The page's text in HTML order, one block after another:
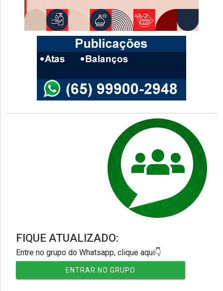
FIQUE ATUALIZADO:
Entre no grupo do Whatsapp, clique aqui👇
ENTRAR NO GRUPO